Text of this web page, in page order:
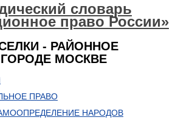
словарь
право России»
- РАЙОННОЕ
МОСКВЕ
ПРАВО
НАРОДОВ